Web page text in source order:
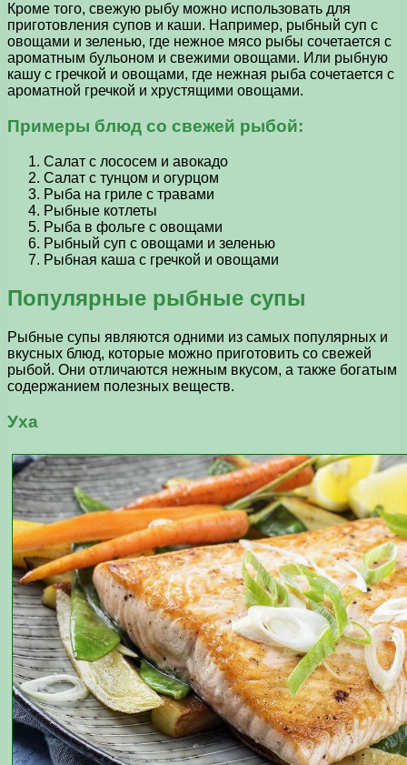
Кроме того, свежую рыбу можно использовать для
приготовления супов и каши. Например, рыбный суп с
овощами и зеленью, где нежное мясо рыбы сочетается с
ароматным бульоном и свежими овощами. Или рыбную
кашу с гречкой и овощами, где нежная рыба сочетается с
ароматной гречкой и хрустящими овощами.
Примеры блюд со свежей рыбой:
Салат с лососем и авокадо
Салат с тунцом и огурцом
Рыба на гриле с травами
Рыбные котлеты
Рыба в фольге с овощами
Рыбный суп с овощами и зеленью
Рыбная каша с гречкой и овощами
Популярные рыбные супы
Рыбные супы являются одними из самых популярных и
вкусных блюд, которые можно приготовить со свежей
рыбой. Они отличаются нежным вкусом, а также богатым
содержанием полезных веществ.
Уха